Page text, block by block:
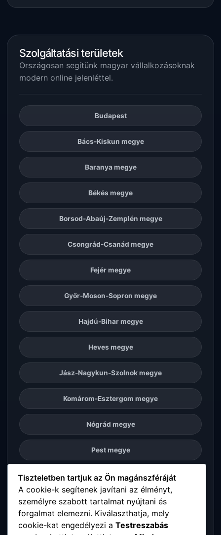
Szolgáltatási területek
Országosan segítünk magyar vállalkozásoknak
modern online jelenléttel.
Budapest
Bács-Kiskun megye
Baranya megye
Békés megye
Borsod-Abaúj-Zemplén megye
Csongrád-Csanád megye
Fejér megye
Győr-Moson-Sopron megye
Hajdú-Bihar megye
Heves megye
Jász-Nagykun-Szolnok megye
Komárom-Esztergom megye
Nógrád megye
Pest megye
Somogy megye
Szabolcs-Szatmár-Bereg megye
Tolna megye
Tiszteletben tartjuk az Ön magánszféráját
A cookie-k segítenek javítani az élményt,
személyre szabott tartalmat nyújtani és
forgalmat elemezni. Kiválaszthatja, mely
cookie-kat engedélyezi a Testreszabás